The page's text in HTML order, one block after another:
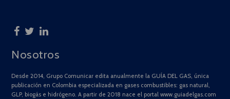
Nosotros
Desde 2014, Grupo Comunicar edita anualmente la GUÍA DEL GAS, única
publicación en Colombia especializada en gases combustibles: gas natural,
GLP, biogás e hidrógeno. A partir de 2018 nace el portal www.guiadelgas.com